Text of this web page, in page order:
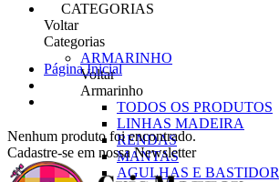
CATEGORIAS
Voltar
Categorias
ARMARINHO
Voltar
Armarinho
TODOS OS PRODUTOS
LINHAS MADEIRA
RENDAS
MANTAS
AGULHAS E BASTIDOR
Página Inicial
Nenhum produto foi encontrado.
Cadastre-se em nossa Newsletter